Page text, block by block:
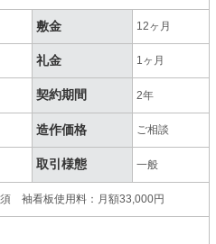
敷金 12ヶ月
礼金 1ヶ月
契約期間 2年
造作価格 ご相談
取引様態 一般
袖看板使用料：月額33,000円